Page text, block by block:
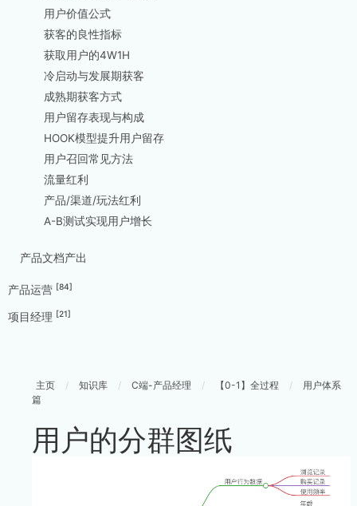
用户价值公式
获客的良性指标
获取用户的4W1H
冷启动与发展期获客
成熟期获客方式
用户留存表现与构成
HOOK模型提升用户留存
用户召回常见方法
流量红利
产品/渠道/玩法红利
A-B测试实现用户增长
产品文档产出
产品运营 [84]
项目经理 [21]
主页 / 知识库 / C端-产品经理 / 【0-1】全过程 /
用户体系
篇
用户的分群图纸